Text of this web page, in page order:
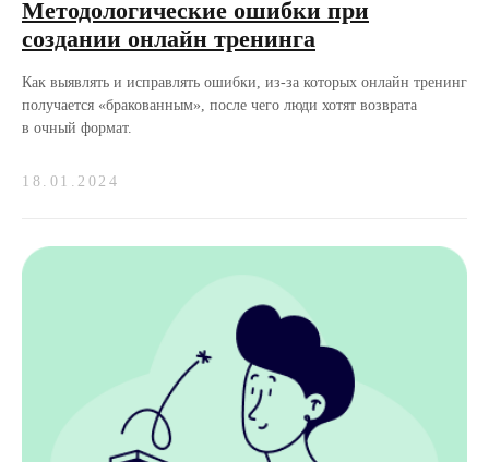
Методологические ошибки при
создании онлайн тренинга
Как выявлять и исправлять ошибки, из-за которых онлайн тренинг
получается «бракованным», после чего люди хотят возврата
в очный формат.
18.01.2024